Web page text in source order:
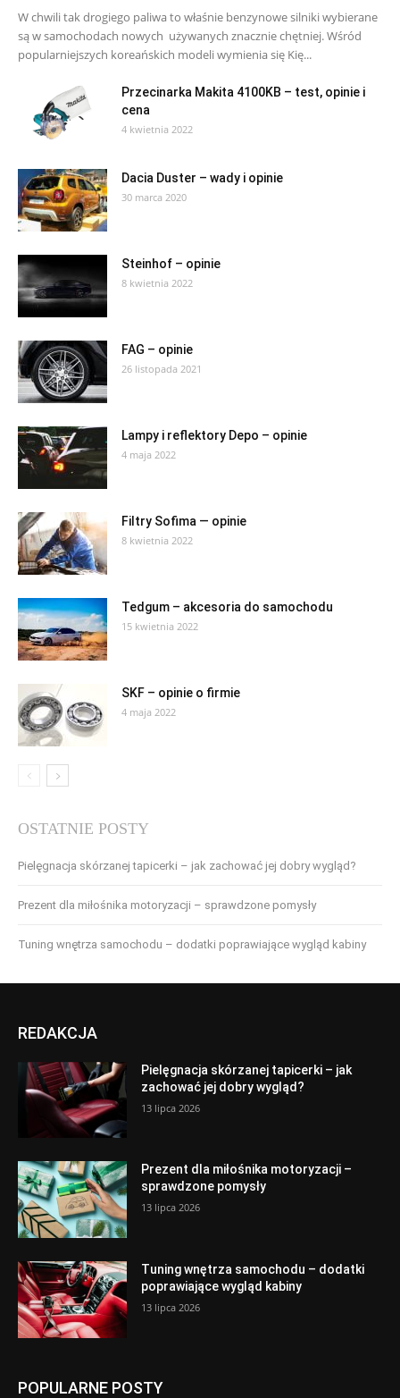
W chwili tak drogiego paliwa to właśnie benzynowe silniki wybierane
są w samochodach nowych używanych znacznie chętniej. Wśród
popularniejszych koreańskich modeli wymienia się Kię...
Przecinarka Makita 4100KB – test, opinie i
cena
4 kwietnia 2022
Dacia Duster – wady i opinie
30 marca 2020
Steinhof – opinie
8 kwietnia 2022
FAG – opinie
26 listopada 2021
Lampy i reflektory Depo – opinie
4 maja 2022
Filtry Sofima — opinie
8 kwietnia 2022
Tedgum – akcesoria do samochodu
15 kwietnia 2022
SKF – opinie o firmie
4 maja 2022
OSTATNIE POSTY
Pielęgnacja skórzanej tapicerki – jak zachować jej dobry wygląd?
Prezent dla miłośnika motoryzacji – sprawdzone pomysły
Tuning wnętrza samochodu – dodatki poprawiające wygląd kabiny
REDAKCJA
Pielęgnacja skórzanej tapicerki – jak
zachować jej dobry wygląd?
13 lipca 2026
Prezent dla miłośnika motoryzacji –
sprawdzone pomysły
13 lipca 2026
Tuning wnętrza samochodu – dodatki
poprawiające wygląd kabiny
13 lipca 2026
POPULARNE POSTY